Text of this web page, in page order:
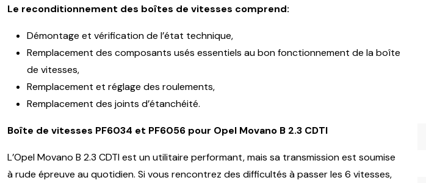
Le reconditionnement des boîtes de vitesses comprend:
Démontage et vérification de l’état technique,
Remplacement des composants usés essentiels au bon fonctionnement de la boîte
de vitesses,
Remplacement et réglage des roulements,
Remplacement des joints d’étanchéité.
Boîte de vitesses PF6034 et PF6056 pour Opel Movano B 2.3 CDTI
L’Opel Movano B 2.3 CDTI est un utilitaire performant, mais sa transmission est soumise
à rude épreuve au quotidien. Si vous rencontrez des difficultés à passer les 6 vitesses,